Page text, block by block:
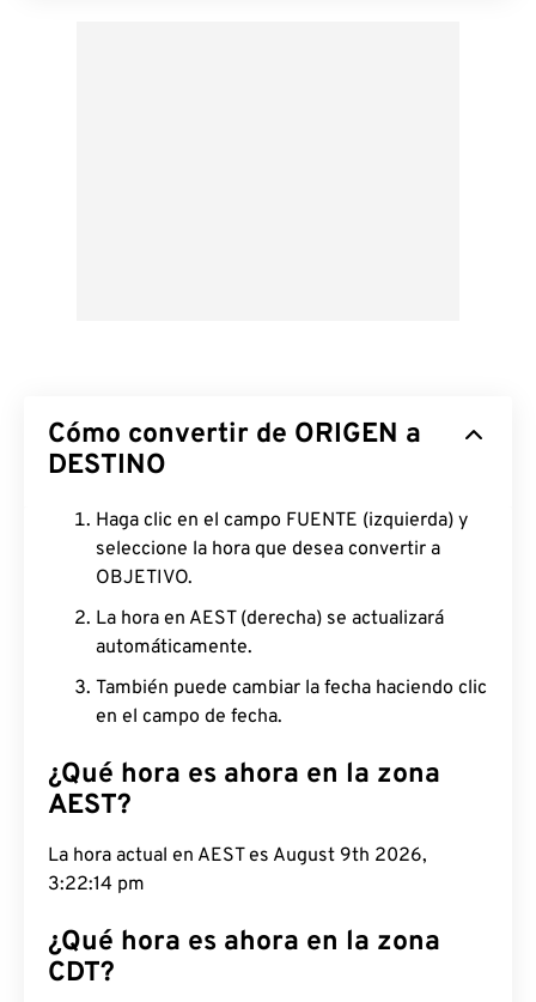
Cómo convertir de ORIGEN a
DESTINO
Haga clic en el campo FUENTE (izquierda) y
seleccione la hora que desea convertir a
OBJETIVO.
La hora en AEST (derecha) se actualizará
automáticamente.
También puede cambiar la fecha haciendo clic
en el campo de fecha.
¿Qué hora es ahora en la zona
AEST?
La hora actual en AEST es August 9th 2026,
3:22:15 pm
¿Qué hora es ahora en la zona
CDT?